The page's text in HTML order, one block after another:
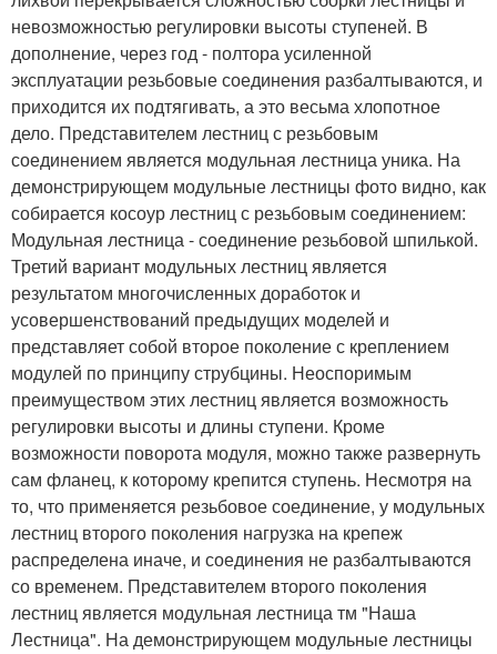
невозможностью регулировки высоты ступеней. В
дополнение, через год - полтора усиленной
эксплуатации резьбовые соединения разбалтываются, и
приходится их подтягивать, а это весьма хлопотное
дело. Представителем лестниц с резьбовым
соединением является модульная лестница уника. На
демонстрирующем модульные лестницы фото видно, как
собирается косоур лестниц с резьбовым соединением:
Модульная лестница - соединение резьбовой шпилькой.
Третий вариант модульных лестниц является
результатом многочисленных доработок и
усовершенствований предыдущих моделей и
представляет собой второе поколение с креплением
модулей по принципу струбцины. Неоспоримым
преимуществом этих лестниц является возможность
регулировки высоты и длины ступени. Кроме
возможности поворота модуля, можно также развернуть
сам фланец, к которому крепится ступень. Несмотря на
то, что применяется резьбовое соединение, у модульных
лестниц второго поколения нагрузка на крепеж
распределена иначе, и соединения не разбалтываются
со временем. Представителем второго поколения
лестниц является модульная лестница тм "Наша
Лестница". На демонстрирующем модульные лестницы